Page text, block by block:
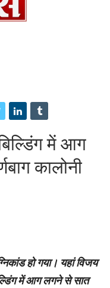
में आग
कालोनी
हो गया। यहां विजय
में आग लगने से सात